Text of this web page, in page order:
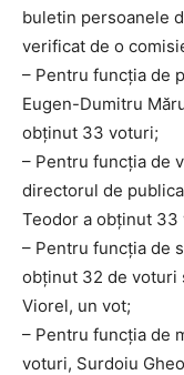
buletin persoanele
verificat de o
– Pentru funcția de
Eugen-Dumitru
obținut 33 voturi;
– Pentru funcția de
directorul de
Teodor a obținut 33
– Pentru funcția de
obținut 32 de voturi
Viorel, un vot;
– Pentru funcția de
voturi, Surdoiu